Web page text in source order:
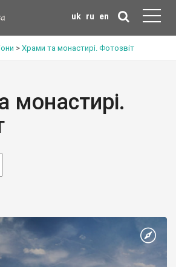
uk ru en
> Храми та монастирі. Фотозвіт
монастирі.